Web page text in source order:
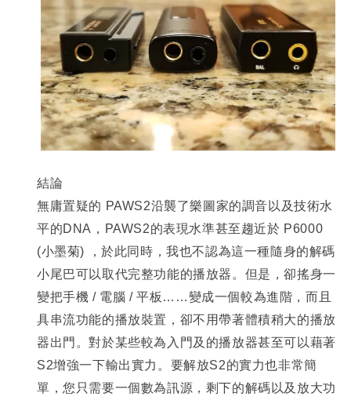
結論
無庸置疑的 PAWS2沿襲了樂圖家的調音以及技術水
平的DNA，PAWS2的表現水準甚至趨近於 P6000
(小墨菊) ，於此同時，我也不認為這一種隨身的解碼
小尾巴可以取代完整功能的播放器。但是，卻搖身一
變把手機 / 電腦 / 平板……變成一個較為進階，而且
具串流功能的播放裝置，卻不用帶著體積稍大的播放
器出門。對於某些較為入門及的播放器甚至可以藉著
S2增強一下輸出實力。要解放S2的實力也非常簡
單，您只需要一個數為訊源，剩下的解碼以及放大功